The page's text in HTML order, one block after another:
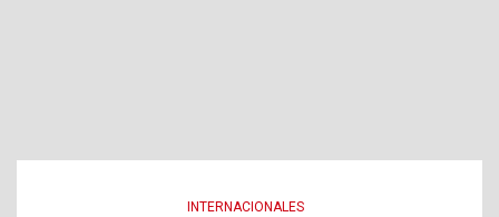
INTERNACIONALES